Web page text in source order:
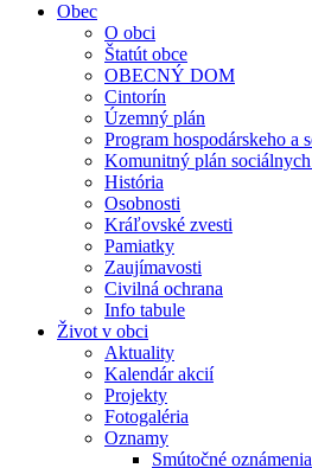
Obec
O obci
Štatút obce
OBECNÝ DOM
Cintorín
Územný plán
Program hospodárskeho a
Komunitný plán
História
Osobnosti
Kráľovské zvesti
Pamiatky
Zaujímavosti
Civilná ochrana
Info tabule
Život v obci
Aktuality
Kalendár akcií
Projekty
Fotogaléria
Oznamy
Smútočné oznámenia